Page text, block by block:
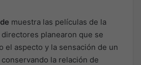
muestra las películas de la
planearon que se
el aspecto y la sensación de un
la relación de